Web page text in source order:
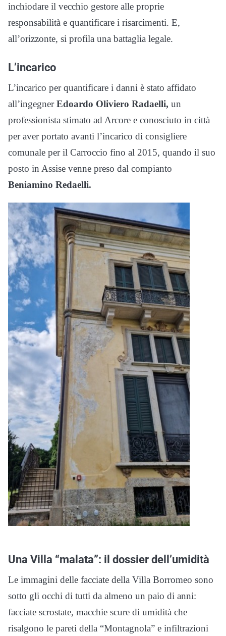
inchiodare il vecchio gestore alle proprie
responsabilità e quantificare i risarcimenti. E,
all’orizzonte, si profila una battaglia legale.
L’incarico
L’incarico per quantificare i danni è stato affidato
all’ingegnerEdoardo Oliviero Radaelli, un
professionista stimato ad Arcore e conosciuto in città
per aver portato avanti l’incarico di consigliere
comunale per il Carroccio fino al 2015, quando il suo
posto in Assise venne preso dal compianto
Beniamino Redaelli.
Una Villa “malata”: il dossier dell’umidità
Le immagini delle facciate della Villa Borromeo sono
sotto gli occhi di tutti da almeno un paio di anni:
facciate scrostate, macchie scure di umidità che
risalgono le pareti della “Montagnola” e infiltrazioni